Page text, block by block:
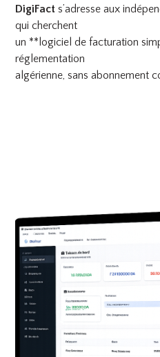
DigiFact s’adresse aux
qui cherchent
un **logiciel de facturation
réglementation
algérienne, sans abonnement